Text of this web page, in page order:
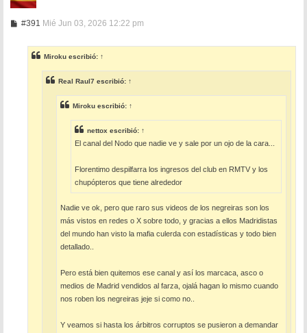
#391 M
s
a
Mié Jun 03, 2026 12:22 pm
Miroku escribió: ↑
Real Raul7 escribió: ↑
Miroku escribió: ↑
nettox escribió: ↑
El canal del Nodo que nadie ve y sale por un ojo de la cara...
Florentimo despilfarra los ingresos del club en RMTV y los
chupópteros que tiene alrededor
Nadie ve ok, pero que raro sus videos de los negreiras son los
más vistos en redes o X sobre todo, y gracias a ellos Madridistas
del mundo han visto la mafia culerda con estadísticas y todo bien
detallado..
Pero está bien quitemos ese canal y así los marcaca, asco o
medios de Madrid vendidos al farza, ojalá hagan lo mismo cuando
nos roben los negreiras jeje si como no..
Y veamos si hasta los árbitros corruptos se pusieron a demandar